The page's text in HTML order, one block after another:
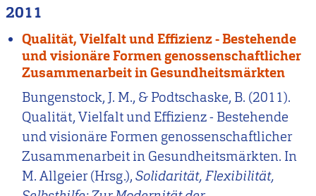
2011
Qualität, Vielfalt und Effizienz - Bestehende
und visionäre Formen genossenschaftlicher
Zusammenarbeit in Gesundheitsmärkten
Bungenstock, J. M., & Podtschaske, B. (2011).
Qualität, Vielfalt und Effizienz - Bestehende
und visionäre Formen genossenschaftlicher
Zusammenarbeit in Gesundheitsmärkten. In
M. Allgeier (Hrsg.),Solidarität, Flexibilität,